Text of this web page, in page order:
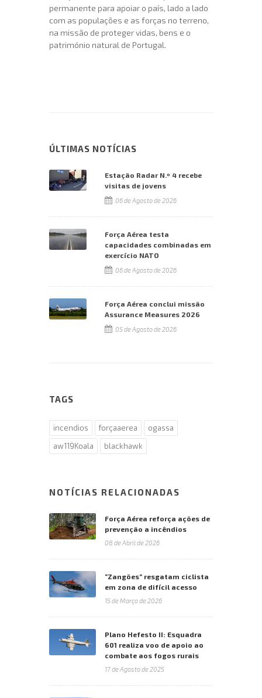
permanente para apoiar o país, lado a lado
com as populações e as forças no terreno,
na missão de proteger vidas, bens e o
património natural de Portugal.
ÚLTIMAS NOTÍCIAS
Estação Radar N.º 4 recebe
visitas de jovens
06 de Agosto de 2026
Força Aérea testa
capacidades combinadas em
exercício NATO
06 de Agosto de 2026
Força Aérea conclui missão
Assurance Measures 2026
05 de Agosto de 2026
TAGS
incendios forçaaerea
ogassa
aw119Koala
blackhawk
NOTÍCIAS RELACIONADAS
Força Aérea reforça ações de
prevenção a incêndios
08 de Abril de 2026
“Zangões” resgatam ciclista
em zona de difícil acesso
15 de Março de 2026
Plano Hefesto II: Esquadra
601 realiza voo de apoio ao
combate aos fogos rurais
17 de Agosto de 2025